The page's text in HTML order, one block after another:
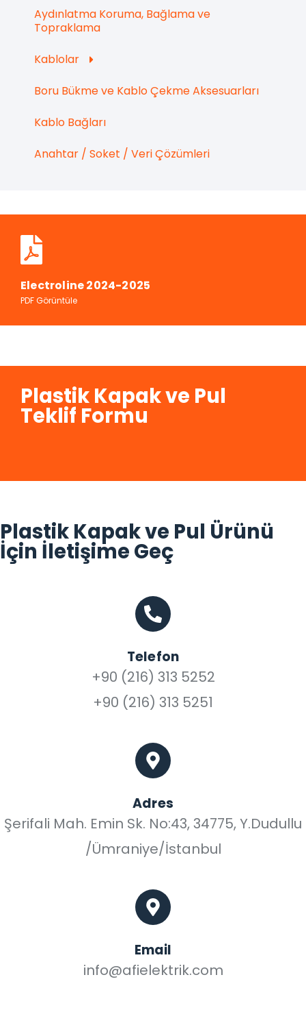
Aydınlatma Koruma, Bağlama ve
Topraklama
Kablolar
Boru Bükme ve Kablo Çekme Aksesuarları
Kablo Bağları
Anahtar / Soket / Veri Çözümleri
Electroline 2024-2025
PDF Görüntüle
Plastik Kapak ve Pul
Teklif Formu
Plastik Kapak ve Pul Ürünü
İçin İletişime Geç
Telefon
+90 (216) 313 5252
+90 (216) 313 5251
Adres
Şerifali Mah. Emin Sk. No:43, 34775, Y.Dudullu
/Ümraniye/İstanbul
Email
info@afielektrik.com